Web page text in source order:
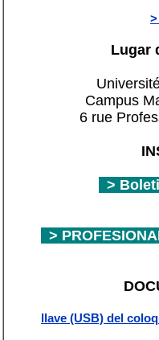
Lugar
Campus
6 rue
>
>
llave (USB) del